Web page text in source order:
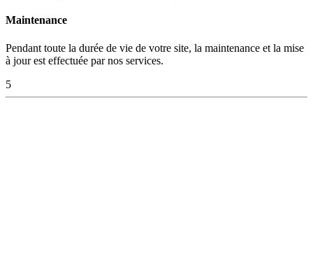
Maintenance
Pendant toute la durée de vie de votre site, la maintenance et la mise
à jour est effectuée par nos services.
5